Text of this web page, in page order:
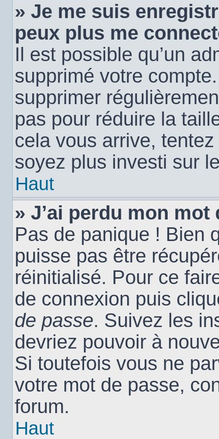
» Je me suis
peux plus me
Il est possible qu’un
supprimé votre
supprimer
pas pour réduire la
cela vous arrive,
soyez plus investi sur
Haut
» J’ai perdu mon mot
Pas de panique ! Bien
puisse pas être
réinitialisé. Pour ce
de connexion puis
de passe. Suivez les
devriez pouvoir à
Si toutefois vous ne
votre mot de passe,
forum.
Haut